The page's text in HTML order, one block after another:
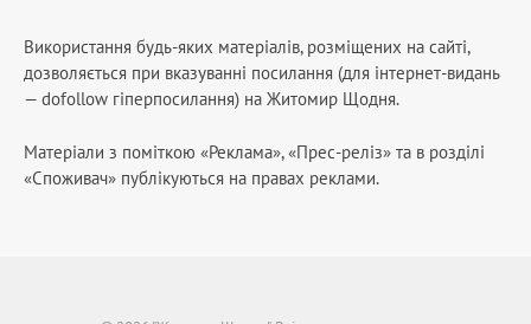
Використання будь-яких матеріалів, розміщених на сайті,
дозволяється при вказуванні посилання (для інтернет-видань
— dofollow гіперпосилання) на Житомир Щодня.
Матеріали з поміткою «Реклама», «Прес-реліз» та в розділі
«Споживач» публікуються на правах реклами.